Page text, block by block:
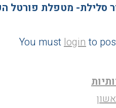
סלילת- מטפלת פורטל
You mustloginto